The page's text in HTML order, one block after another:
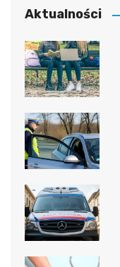
Aktualności